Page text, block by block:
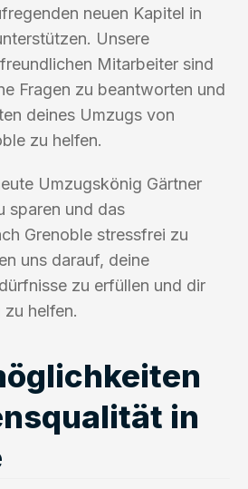
neuen Kapitel in
Unsere
Mitarbeiter sind
Fragen zu beantworten und
deines Umzugs von
zu helfen.
Umzugskönig Gärtner
sparen und das
Grenoble stressfrei zu
uns darauf, deine
zu erfüllen und dir
helfen.
in